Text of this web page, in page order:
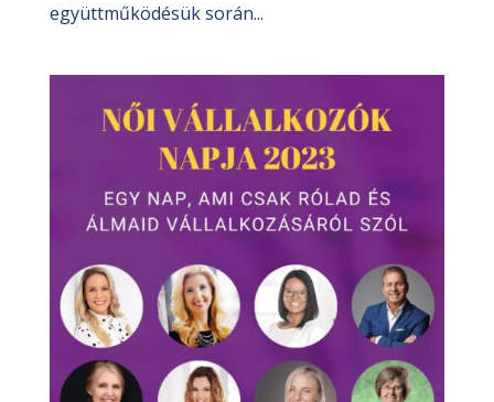
együttműködésük során...